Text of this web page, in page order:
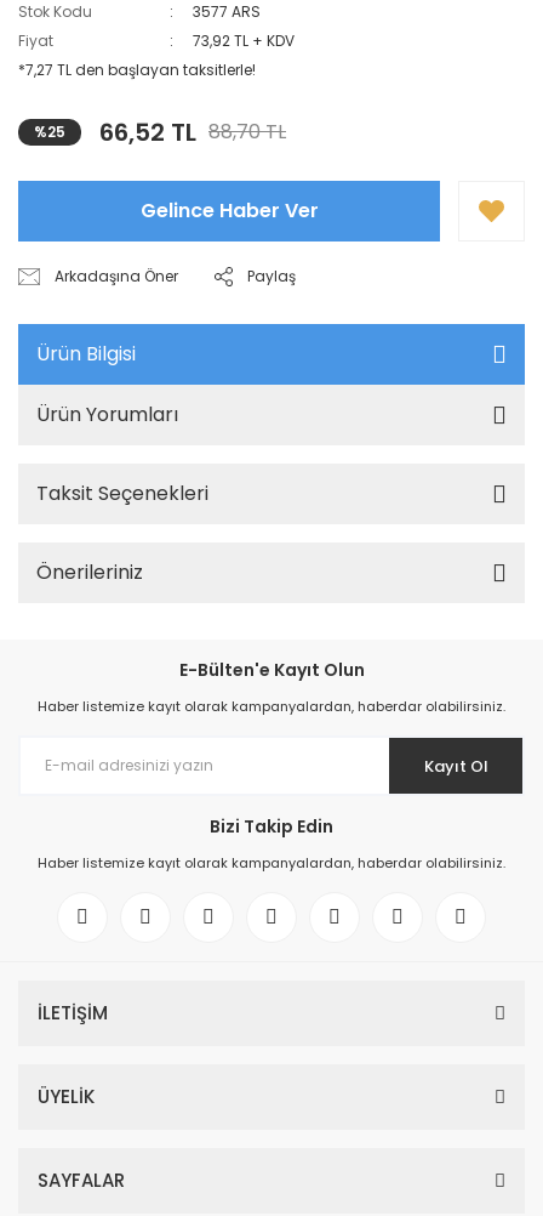
Stok Kodu
3577 ARS
Fiyat
73,92 TL + KDV
*7,27 TL den başlayan taksitlerle!
%25 66,52 TL 88,70 TL
Gelince Haber Ver
Arkadaşına Öner Paylaş
Ürün Bilgisi
Ürün Yorumları
Taksit Seçenekleri
Önerileriniz
E-Bülten'e Kayıt Olun
Haber listemize kayıt olarak kampanyalardan, haberdar olabilirsiniz.
Kayıt Ol
Bizi Takip Edin
Haber listemize kayıt olarak kampanyalardan, haberdar olabilirsiniz.
İLETİŞİM
ÜYELİK
SAYFALAR